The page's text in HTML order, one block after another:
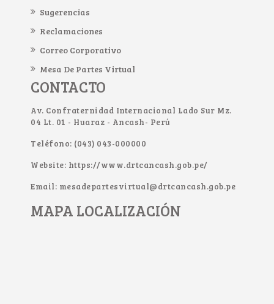
Sugerencias
Reclamaciones
Correo Corporativo
Mesa De Partes Virtual
CONTACTO
Av. Confraternidad Internacional Lado Sur Mz.
04 Lt. 01 - Huaraz - Ancash- Perú
Teléfono: (043) 043-000000
Website: https://www.drtcancash.gob.pe/
Email: mesadepartesvirtual@drtcancash.gob.pe
MAPA LOCALIZACIÓN